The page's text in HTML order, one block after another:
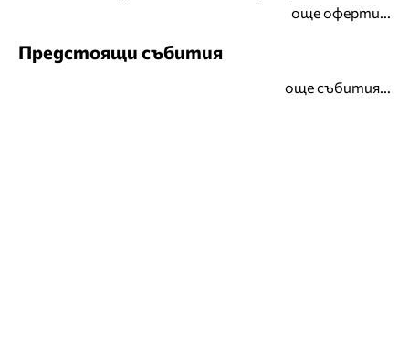
още оферти...
Предстоящи събития
още събития...